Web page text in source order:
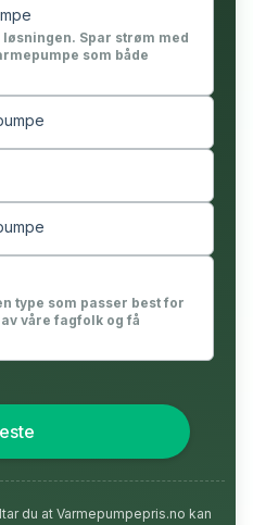
Spar strøm med
som både
type som passer best for
våre fagfolk og få
du at Varmepumpepris.no kan